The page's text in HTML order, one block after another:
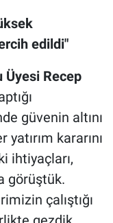
edildi"
Üyesi Recep
güvenin altını
kararını
ihtiyaçları,
görüştük.
çalıştığı